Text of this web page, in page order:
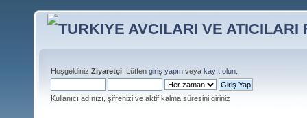
Hoşgeldiniz Ziyaretçi . Lütfen giriş yapın veya kayıt olun
Kullanıcı adınızı, şifrenizi ve aktif kalma süresini giriniz